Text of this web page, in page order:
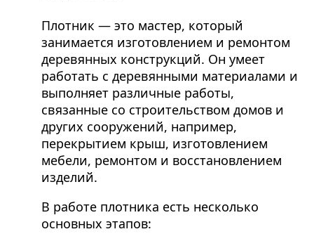
Плотник — это мастер, который
занимается изготовлением и ремонтом
деревянных конструкций. Он умеет
работать с деревянными материалами и
выполняет различные работы,
связанные со строительством домов и
других сооружений, например,
перекрытием крыш, изготовлением
мебели, ремонтом и восстановлением
изделий.
В работе плотника есть несколько
основных этапов: